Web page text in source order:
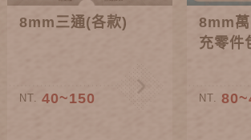
8mm三通(各款)
NT. 40~150
8mm
充零件
NT.